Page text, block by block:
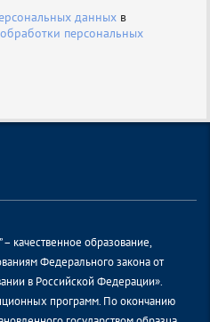
данных в
персональных
качественное образование,
Федерального закона от
в Российской Федерации».
программ. По окончанию